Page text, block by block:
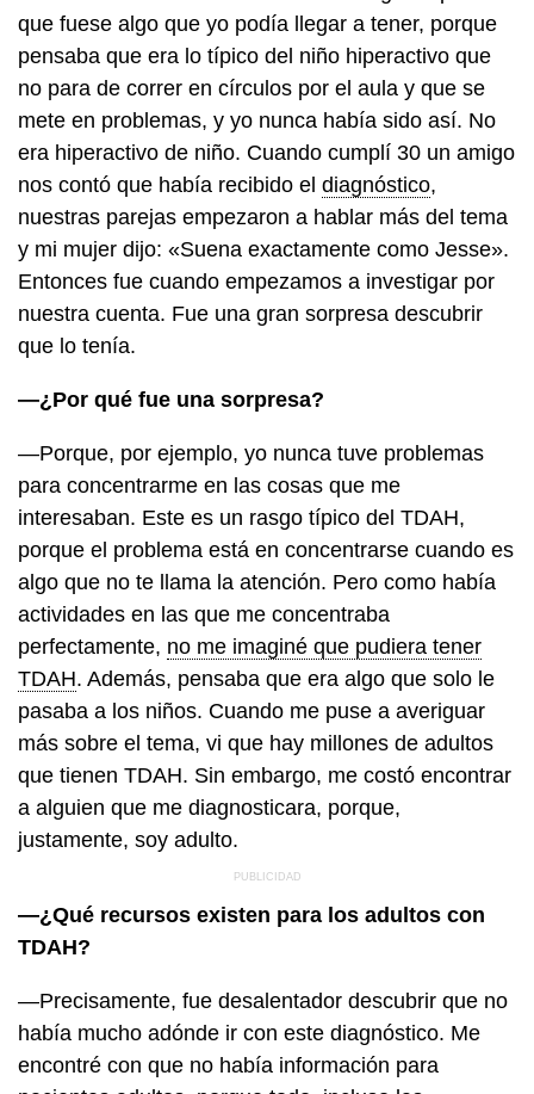
que fuese algo que yo podía llegar a tener, porque
pensaba que era lo típico del niño hiperactivo que
no para de correr en círculos por el aula y que se
mete en problemas, y yo nunca había sido así. No
era hiperactivo de niño. Cuando cumplí 30 un amigo
nos contó que había recibido el diagnóstico,
nuestras parejas empezaron a hablar más del tema
y mi mujer dijo: «Suena exactamente como Jesse».
Entonces fue cuando empezamos a investigar por
nuestra cuenta. Fue una gran sorpresa descubrir
que lo tenía.
—¿Por qué fue una sorpresa?
—Porque, por ejemplo, yo nunca tuve problemas
para concentrarme en las cosas que me
interesaban. Este es un rasgo típico del TDAH,
porque el problema está en concentrarse cuando es
algo que no te llama la atención. Pero como había
actividades en las que me concentraba
perfectamente, no me imaginé que pudiera tener
TDAH. Además, pensaba que era algo que solo le
pasaba a los niños. Cuando me puse a averiguar
más sobre el tema, vi que hay millones de adultos
que tienen TDAH. Sin embargo, me costó encontrar
a alguien que me diagnosticara, porque,
justamente, soy adulto.
—¿Qué recursos existen para los adultos con
TDAH?
—Precisamente, fue desalentador descubrir que no
había mucho adónde ir con este diagnóstico. Me
encontré con que no había información para